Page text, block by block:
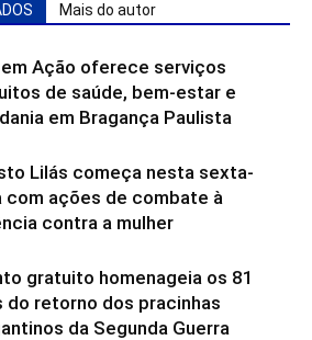
Mais do autor
em Ação oferece serviços
de saúde, bem-estar e
em Bragança Paulista
Lilás começa nesta sexta-
com ações de combate à
contra a mulher
gratuito homenageia os 81
do retorno dos pracinhas
da Segunda Guerra